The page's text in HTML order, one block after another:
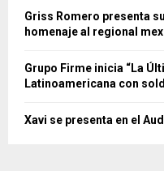
Griss Romero presenta
homenaje al regional
Grupo Firme inicia “La
Latinoamericana con
Xavi se presenta en el